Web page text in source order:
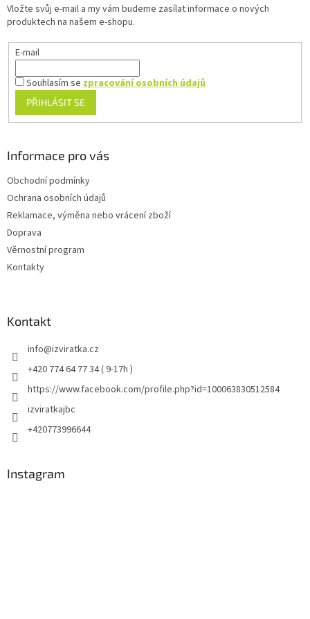
Vložte svůj e-mail a my vám budeme zasílat informace o nových
produktech na našem e-shopu.
E-mail
Souhlasím se zpracování osobních údajů
PŘIHLÁSIT SE
Informace pro vás
Obchodní podmínky
Ochrana osobních údajů
Reklamace, výměna nebo vrácení zboží
Doprava
Věrnostní program
Kontakty
Kontakt
info@izviratka.cz
+420 774 64 77 34 ( 9-17h )
https://www.facebook.com/profile.php?id=100063830512584
izviratkajbc
+420773996644
Instagram